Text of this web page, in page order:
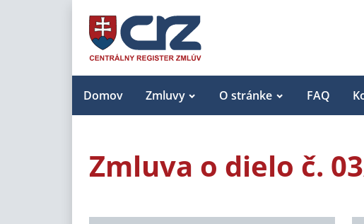
Domov Zmluvy O stránke FAQ
Zmluva o dielo č.